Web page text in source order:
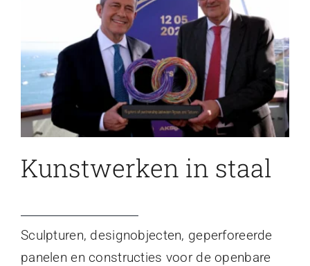
Kunstwerken in staal
Sculpturen, designobjecten, geperforeerde
panelen en constructies voor de openbare